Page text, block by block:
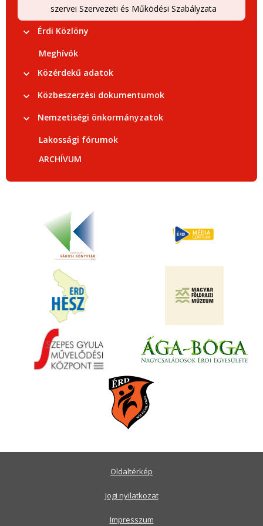
szervei Szervezeti és Működési Szabályzata
Érdi Közlöny
Meghívók
Közérdekű adatok
Közbeszerzési dokumentumok
Nemzetiségi önkormányzatok
Lakossági fórumok
ARCHÍVUM
Oldaltérkép
Jogi nyilatkozat
Impresszum